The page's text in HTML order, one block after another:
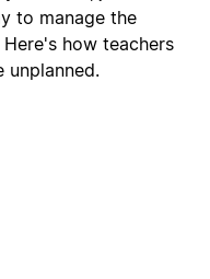
to manage the
how teachers
unplanned.